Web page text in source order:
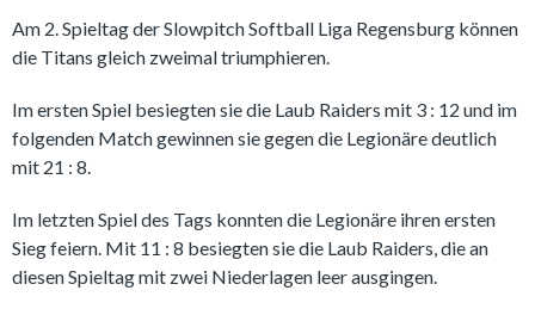
Am 2. Spieltag der Slowpitch Softball Liga Regensburg können
die Titans gleich zweimal triumphieren.
Im ersten Spiel besiegten sie die Laub Raiders mit 3 : 12 und im
folgenden Match gewinnen sie gegen die Legionäre deutlich
mit 21 : 8.
Im letzten Spiel des Tags konnten die Legionäre ihren ersten
Sieg feiern. Mit 11 : 8 besiegten sie die Laub Raiders, die an
diesen Spieltag mit zwei Niederlagen leer ausgingen.